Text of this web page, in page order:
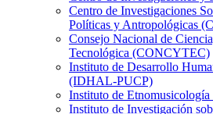
Centro de Investigaciones
Políticas y Antropológicas
Consejo Nacional de
Tecnológica (CONCYTEC)
Instituto de Desarrollo
(IDHAL-PUCP)
Instituto de
Instituto de Investigación